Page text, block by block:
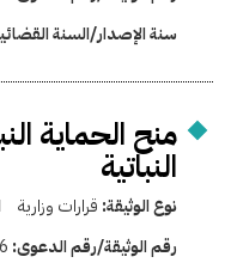
سنة الإصدار/السنة
منح الحماية
النباتية
نوع الوثيقة: قرارات وزارية
رقم الوثيقة/رقم الدعوى: